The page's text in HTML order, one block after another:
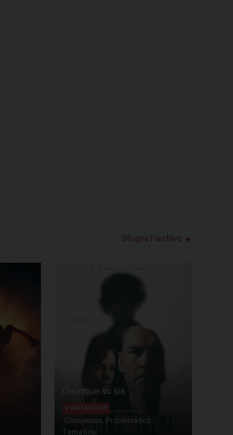
Sfoglia l'archivo
Ovunque tu sia
Valutazione
Complesso, Problematico
Tematica: